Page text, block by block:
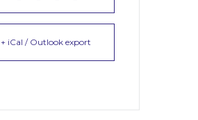
+ iCal / Outlook export